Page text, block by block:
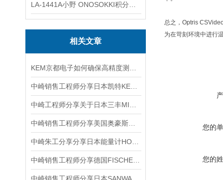
相关文章
总之，Optris
为在苛刻环境中进行
您的
您的